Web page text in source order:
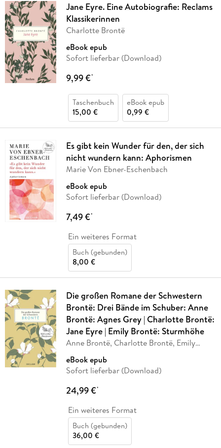
Jane Eyre. Eine Autobiografie: Reclams
Klassikerinnen
Charlotte Brontë
eBook epub
Sofort lieferbar (Download)
9,99 €*
Taschenbuch
15,00 €
eBook epub
0,99 €
Es gibt kein Wunder für den, der sich
nicht wundern kann: Aphorismen
Marie Von Ebner-Eschenbach
eBook epub
Sofort lieferbar (Download)
7,49 €*
Ein weiteres Format
Buch (gebunden)
8,00 €
Die großen Romane der Schwestern
Brontë: Drei Bände im Schuber: Anne
Brontë: Agnes Grey | Charlotte Brontë:
Jane Eyre | Emily Brontë: Sturmhöhe
Anne Brontë, Charlotte Brontë, Emily
eBook epub
Sofort lieferbar (Download)
24,99 €*
Ein weiteres Format
Buch (gebunden)
36,00 €